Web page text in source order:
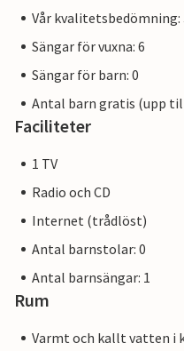
Vår kvalitetsbedömning:
Sängar för vuxna: 6
Sängar för barn: 0
Antal barn gratis (upp
Faciliteter
1 TV
Radio och CD
Internet (trådlöst)
Antal barnstolar: 0
Antal barnsängar: 1
Rum
Varmt och kallt vatten i